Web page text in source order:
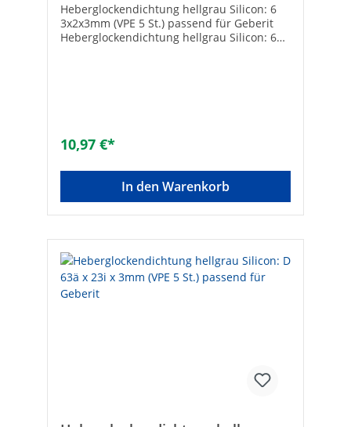
Heberglockendichtung hellgrau Silicon: 6
3x2x3mm (VPE 5 St.) passend für Geberit
Heberglockendichtung hellgrau Silicon: 6
deshalb lange Lebensdauer
10,97 €*
In den Warenkorb